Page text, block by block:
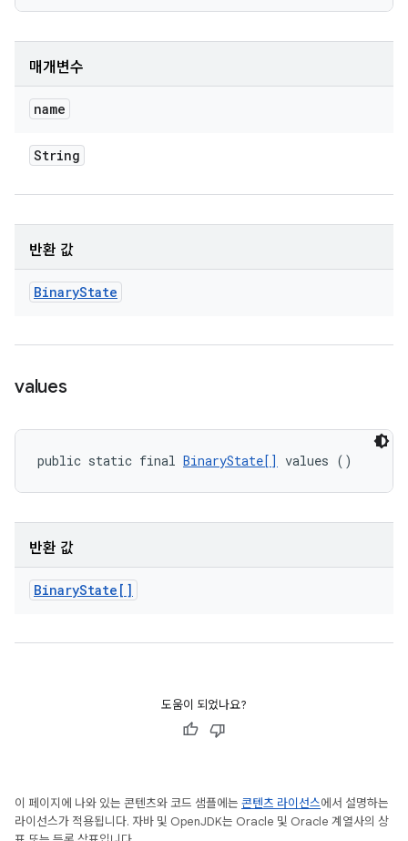
매개변수
name
String
반환 값
BinaryState
values
public static final BinaryState[] values ()
반환 값
BinaryState[]
도움이 되었나요?
이 페이지에 나와 있는 콘텐츠와 코드 샘플에는 콘텐츠 라이선스에서 설명하는
라이선스가 적용됩니다. 자바 및 OpenJDK는 Oracle 및 Oracle 계열사의 상